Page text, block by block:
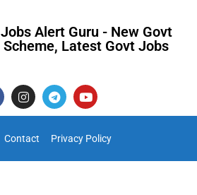
Jobs Alert Guru - New Govt
Scheme, Latest Govt Jobs
Contact Privacy Policy